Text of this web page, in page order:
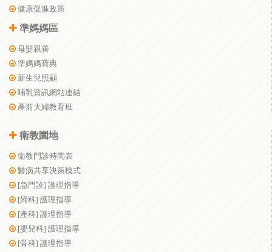
健康促進政策
準媽媽區
母嬰親善
準媽媽寶典
新生兒照顧
哺乳資訊網站連結
產前夫婦教育班
衛教園地
衛教門診時間表
醫病共享決策模式
[急門診] 護理指導
[婦科] 護理指導
[產科] 護理指導
[嬰兒科] 護理指導
[骨科] 護理指導